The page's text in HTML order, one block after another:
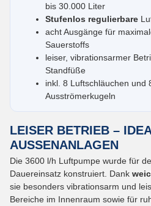
bis 30.000 Liter
Stufenlos regulierbare
acht Ausgänge für
Sauerstoffs
leiser, vibrationsarmer
Standfüße
inkl. 8 Luftschläuchen und
Ausströmerkugeln
LEISER BETRIEB –
AUSSENANLAGEN
Die 3600 l/h Luftpumpe wurde für
Dauereinsatz konstruiert. Dank
sie besonders vibrationsarm und
Bereiche im Innenraum sowie für